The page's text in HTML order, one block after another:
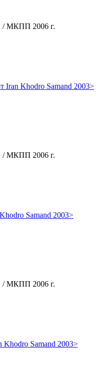
/ МКПП 2006 г.
Iran Khodro Samand 2003>
/ МКПП 2006 г.
Samand 2003>
/ МКПП 2006 г.
Khodro Samand 2003>